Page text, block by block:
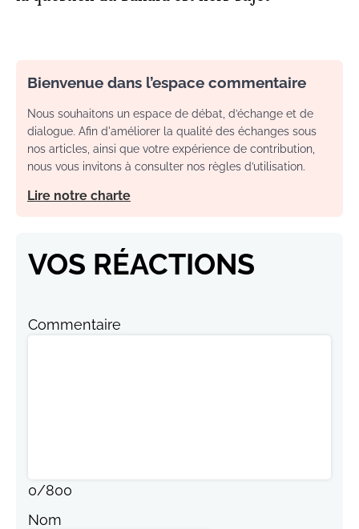
Bienvenue dans l’espace commentaire
Nous souhaitons un espace de débat, d’échange et de
dialogue. Afin d'améliorer la qualité des échanges sous
nos articles, ainsi que votre expérience de contribution,
nous vous invitons à consulter nos règles d’utilisation.
Lire notre charte
VOS RÉACTIONS
Commentaire
0/800
Nom